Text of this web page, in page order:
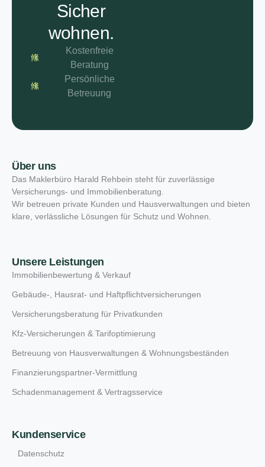
Sicher
wohnen.
Kostenfreie
Beratung
Persönliche
Betreuung
Über uns
Das Maklerbüro Harald Rehbein steht für zuverlässige
Versicherungs- und Immobilienberatung.
Wir betreuen private Kunden und Hausverwaltungen und bieten
klare, verlässliche Lösungen für Schutz und Wohnen.
Unsere Leistungen
Immobilienbewertung & Verkauf
Gebäude-, Hausrat- und Haftpflichtversicherungen
Versicherungsberatung für Privatkunden
Kfz-Versicherungen & Tarifoptimierung
Betreuung von Hausverwaltungen & Wohnungsbeständen
Finanzierungspartner-Vermittlung
Schadenmanagement & Vertragsservice
Kundenservice
Datenschutz